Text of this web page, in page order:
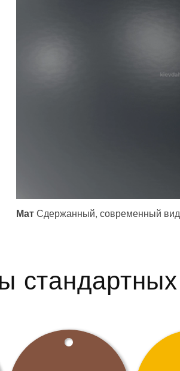
МатСдержанный, современный вид